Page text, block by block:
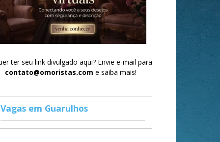
ter seu link divulgado aqui? Envie e-mail para
contato@omoristas.com e saiba mais!
Vagas em Guarulhos